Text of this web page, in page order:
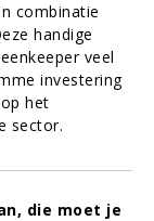
combinatie
handige
veel
investering
het
sector.
die moet je